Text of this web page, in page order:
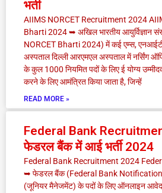
भर्ती
AIIMS NORCET Recruitment 2024
Bharti 2024 ➥ अखिल भारतीय आयुर्विज्ञान
NORCET Bharti 2024) में कई एम्स,
अस्पताल दिल्ली आरएमएल अस्पताल में नर्सिंग
के कुल 1000 नियमित पदों के लिए ई योग्य
करने के लिए आमंत्रित किया जाता है, जिन्हें
READ MORE »
Federal Bank
फेडरल बैंक में आई भर्ती 2024
Federal Bank Recruitment 2024
➥ फेडरल बैंक (Federal Bank Notification
(जूनियर मैनेजमेंट) के पदों के लिए ऑनलाइन